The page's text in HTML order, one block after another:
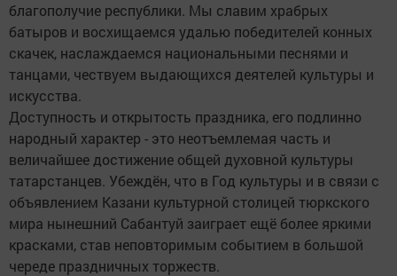
благополучие республики. Мы славим храбрых
батыров и восхищаемся удалью победителей конных
скачек, наслаждаемся национальными песнями и
танцами, чествуем выдающихся деятелей культуры и
искусства.
Доступность и открытость праздника, его подлинно
народный характер - это неотъемлемая часть и
величайшее достижение общей духовной культуры
татарстанцев. Убеждён, что в Год культуры и в связи с
объявлением Казани культурной столицей тюркского
мира нынешний Сабантуй заиграет ещё более яркими
красками, став неповторимым событием в большой
череде праздничных торжеств.